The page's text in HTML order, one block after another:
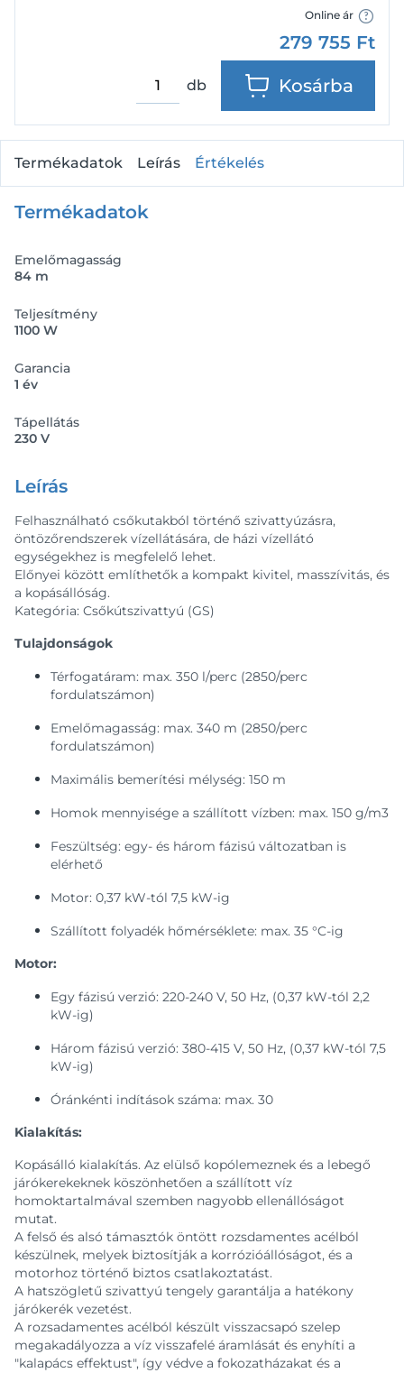
Online ár
279 755 Ft
db Kosárba
Termékadatok Leírás Értékelés
Termékadatok
Emelőmagasság
84 m
Teljesítmény
1100 W
Garancia
1 év
Tápellátás
230 V
Leírás
Felhasználható csőkutakból történő szivattyúzásra,
öntözőrendszerek vízellátására, de házi vízellátó
egységekhez is megfelelő lehet.
Előnyei között említhetők a kompakt kivitel, masszívitás, és
a kopásállóság.
Kategória: Csőkútszivattyú (GS)
Tulajdonságok
Térfogatáram: max. 350 l/perc (2850/perc
fordulatszámon)
Emelőmagasság: max. 340 m (2850/perc
fordulatszámon)
Maximális bemerítési mélység: 150 m
Homok mennyisége a szállított vízben: max. 150 g/m3
Feszültség: egy- és három fázisú változatban is
elérhető
Motor: 0,37 kW-tól 7,5 kW-ig
Szállított folyadék hőmérséklete: max. 35 °C-ig
Motor:
Egy fázisú verzió: 220-240 V, 50 Hz, (0,37 kW-tól 2,2
kW-ig)
Három fázisú verzió: 380-415 V, 50 Hz, (0,37 kW-tól 7,5
kW-ig)
Óránkénti indítások száma: max. 30
Kialakítás:
Kopásálló kialakítás. Az elülső kopólemeznek és a lebegő
járókerekeknek köszönhetően a szállított víz
homoktartalmával szemben nagyobb ellenállóságot
mutat.
A felső és alsó támasztók öntött rozsdamentes acélból
készülnek, melyek biztosítják a korrózióállóságot, és a
motorhoz történő biztos csatlakoztatást.
A hatszögletű szivattyú tengely garantálja a hatékony
járókerék vezetést.
A rozsadamentes acélból készült visszacsapó szelep
megakadályozza a víz visszafelé áramlását és enyhíti a
"kalapács effektust", így védve a fokozatházakat és a